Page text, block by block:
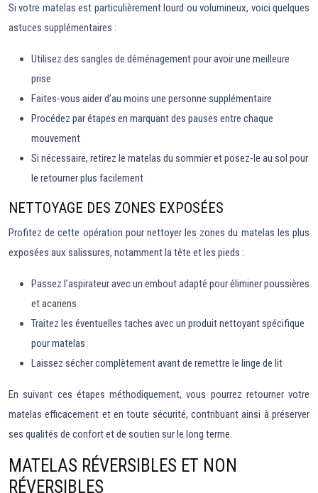
Si votre matelas est particulièrement lourd ou volumineux, voici quelques
astuces supplémentaires :
Utilisez des sangles de déménagement pour avoir une meilleure
prise
Faites-vous aider d’au moins une personne supplémentaire
Procédez par étapes en marquant des pauses entre chaque
mouvement
Si nécessaire, retirez le matelas du sommier et posez-le au sol pour
le retourner plus facilement
NETTOYAGE DES ZONES EXPOSÉES
Profitez de cette opération pour nettoyer les zones du matelas les plus
exposées aux salissures, notamment la tête et les pieds :
Passez l’aspirateur avec un embout adapté pour éliminer poussières
et acariens
Traitez les éventuelles taches avec un produit nettoyant spécifique
pour matelas
Laissez sécher complètement avant de remettre le linge de lit
En suivant ces étapes méthodiquement, vous pourrez retourner votre
matelas efficacement et en toute sécurité, contribuant ainsi à préserver
ses qualités de confort et de soutien sur le long terme.
MATELAS RÉVERSIBLES ET NON
RÉVERSIBLES